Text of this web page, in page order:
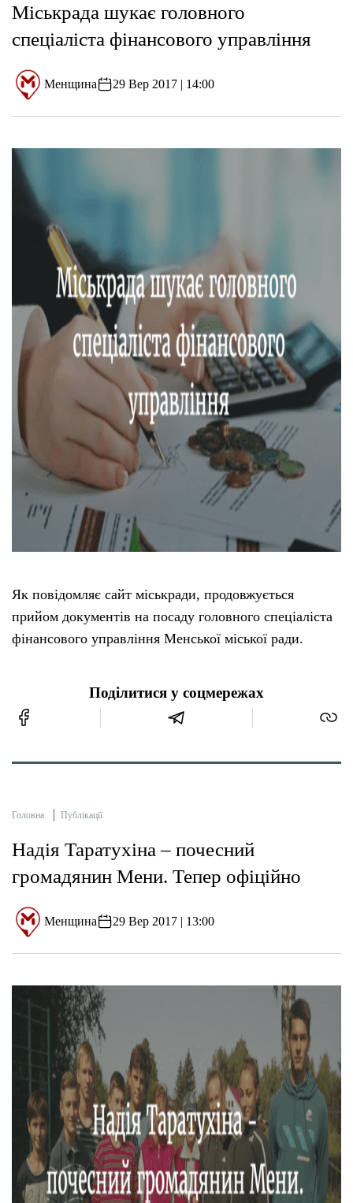
Міськрада шукає головного
спеціаліста фінансового управління
Менщина 29 Вер 2017 | 14:00
Як повідомляє сайт міськради, продовжується
прийом документів на посаду головного спеціаліста
фінансового управління Менської міської ради.
Поділитися у соцмережах
Головна Публікації
Надія Таратухіна – почесний
громадянин Мени. Тепер офіційно
Менщина 29 Вер 2017 | 13:00